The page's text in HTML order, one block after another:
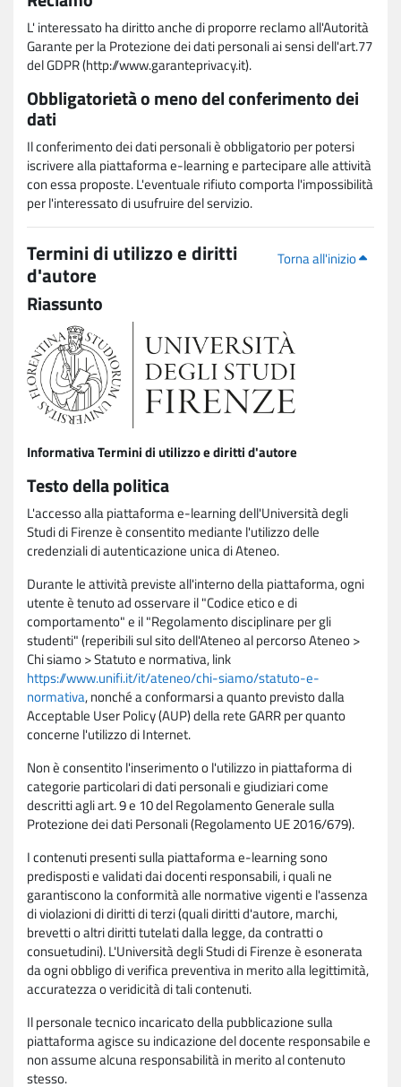
L' interessato ha diritto anche di proporre reclamo all'Autorità
Garante per la Protezione dei dati personali ai sensi dell'art.77
del GDPR (http://www.garanteprivacy.it).
Obbligatorietà o meno del conferimento dei
dati
Il conferimento dei dati personali è obbligatorio per potersi
iscrivere alla piattaforma e-learning e partecipare alle attività
con essa proposte. L'eventuale rifiuto comporta l'impossibilità
per l'interessato di usufruire del servizio.
Torna all'inizio
Termini di utilizzo e diritti
d'autore
Riassunto
Informativa Termini di utilizzo e diritti d'autore
Testo della politica
L'accesso alla piattaforma e-learning dell'Università degli
Studi di Firenze è consentito mediante l'utilizzo delle
credenziali di autenticazione unica di Ateneo.
Durante le attività previste all'interno della piattaforma, ogni
utente è tenuto ad osservare il "Codice etico e di
comportamento" e il "Regolamento disciplinare per gli
studenti" (reperibili sul sito dell'Ateneo al percorso Ateneo >
Chi siamo > Statuto e normativa, link
https://www.unifi.it/it/ateneo/chi-siamo/statuto-e-
normativa, nonché a conformarsi a quanto previsto dalla
Acceptable User Policy (AUP) della rete GARR per quanto
concerne l'utilizzo di Internet.
Non è consentito l'inserimento o l'utilizzo in piattaforma di
categorie particolari di dati personali e giudiziari come
descritti agli art. 9 e 10 del Regolamento Generale sulla
Protezione dei dati Personali (Regolamento UE 2016/679).
I contenuti presenti sulla piattaforma e-learning sono
predisposti e validati dai docenti responsabili, i quali ne
garantiscono la conformità alle normative vigenti e l'assenza
di violazioni di diritti di terzi (quali diritti d'autore, marchi,
brevetti o altri diritti tutelati dalla legge, da contratti o
consuetudini). L'Università degli Studi di Firenze è esonerata
da ogni obbligo di verifica preventiva in merito alla legittimità,
accuratezza o veridicità di tali contenuti.
Il personale tecnico incaricato della pubblicazione sulla
piattaforma agisce su indicazione del docente responsabile e
non assume alcuna responsabilità in merito al contenuto
stesso.